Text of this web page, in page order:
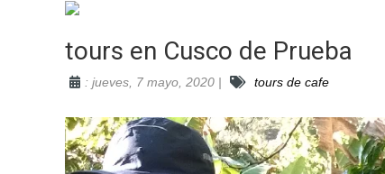
tours en Cusco de Prueba
: jueves, 7 mayo, 2020 | tours de cafe